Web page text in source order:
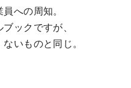
への周知。
ックですが、
いものと同じ。